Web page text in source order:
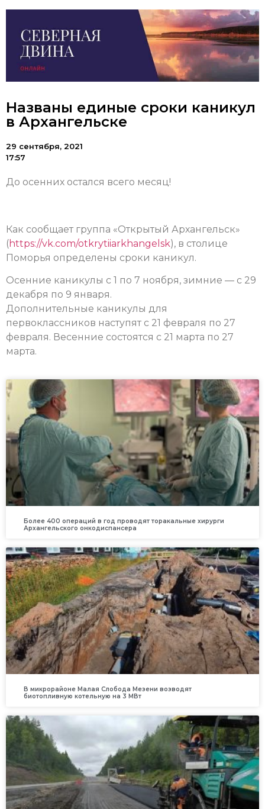
Названы единые сроки каникул
в Архангельске
29 сентября, 2021
17:57
До осенних остался всего месяц!
Как сообщает группа «Открытый Архангельск»
(https://vk.com/otkrytiiarkhangelsk), в столице
Поморья определены сроки каникул.
Осенние каникулы с 1 по 7 ноября, зимние — с 29
декабря по 9 января.
Дополнительные каникулы для
первоклассников наступят с 21 февраля по 27
февраля. Весенние состоятся с 21 марта по 27
марта.
Более 400 операций в год проводят торакальные хирурги
Архангельского онкодиспансера
В микрорайоне Малая Слобода Мезени возводят
биотопливную котельную на 3 МВт